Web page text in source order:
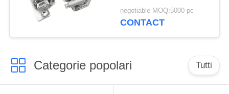
cucina di tocco delle
cerniere di porta del
negotiable MOQ:5000 pc
CONTACT
Categorie popolari Tutti